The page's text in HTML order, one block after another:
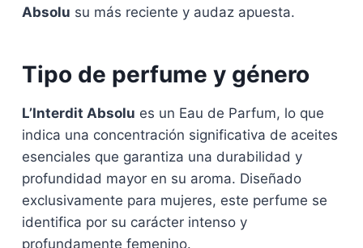
Absolu su más reciente y audaz apuesta.
Tipo de perfume y género
L’Interdit Absolu es un Eau de Parfum, lo que
indica una concentración significativa de aceites
esenciales que garantiza una durabilidad y
profundidad mayor en su aroma. Diseñado
exclusivamente para mujeres, este perfume se
identifica por su carácter intenso y
profundamente femenino.